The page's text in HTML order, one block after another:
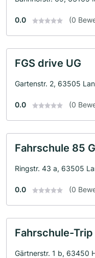
0.0 (0
FGS drive UG
Gartenstr. 2, 63505
0.0 (0
Fahrschule 85
Ringstr. 43 a, 63505
0.0 (0
Fahrschule-Trip
Gärtnerstr. 1 b, 63450